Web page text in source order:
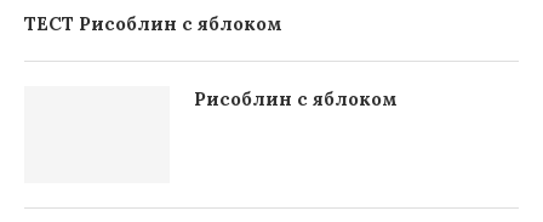
ТЕСТ Рисоблин с яблоком
Рисоблин с яблоком